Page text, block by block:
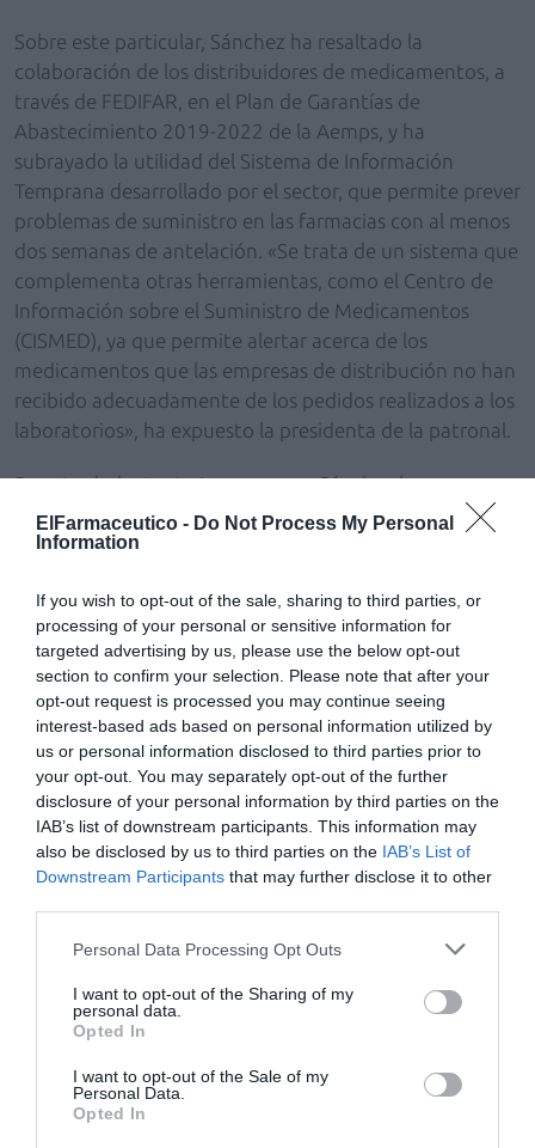
ElFarmaceutico - Do Not Process My Personal
Information
If you wish to opt-out of the sale, sharing to third parties, or
processing of your personal or sensitive information for
targeted advertising by us, please use the below opt-out
section to confirm your selection. Please note that after your
opt-out request is processed you may continue seeing
interest-based ads based on personal information utilized by
us or personal information disclosed to third parties prior to
your opt-out. You may separately opt-out of the further
disclosure of your personal information by third parties on the
IAB’s list of downstream participants. This information may
also be disclosed by us to third parties on the IAB’s List of
Downstream Participants that may further disclose it to other
Personal Data Processing Opt Outs
I want to opt-out of the Sharing of my
personal data.
Opted In
I want to opt-out of the Sale of my
Personal Data.
Opted In
Sobre este particular, Sánchez ha resaltado la
colaboración de los distribuidores de medicamentos, a
través de FEDIFAR, en el Plan de Garantías de
Abastecimiento 2019-2022 de la Aemps, y ha
subrayado la utilidad del Sistema de Información
Temprana desarrollado por el sector, que permite prever
problemas de suministro en las farmacias con al menos
dos semanas de antelación. «Se trata de un sistema que
complementa otras herramientas, como el Centro de
Información sobre el Suministro de Medicamentos
(CISMED), ya que permite alertar acerca de los
medicamentos que las empresas de distribución no han
recibido adecuadamente de los pedidos realizados a los
laboratorios», ha expuesto la presidenta de la patronal.
Por otro lado, tanto Lamas como Sánchez han
destacado la colaboración «cercana, estrecha y leal»
mantenida entre la Aemps y FEDIFAR desde el
19 que, entre otros resultados, permitió minimizar el
impacto de una demanda sin precedentes de algunos
medicamentos. A este respecto, para evitar
desabastecimientos, FEDIFAR participó junto a la
industria farmacéutica y el Consejo General de Colegios
Oficiales de Farmacéuticos (CGCOF) en el grupo de
seguimiento creado por la Agencia.
AñadirEl Farmacéuticocomo fuente preferida
de Google de forma gratuita
ACTIVAR AHORA
FEDIFAR AEMPS Medicamento